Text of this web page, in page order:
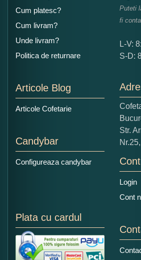
Ce nota acordati acestui
5
Copiati alaturi numarul din
Cum platesc?
Cum livram?
Unde livram?
Politica de returnare
Articole Blog
Articole Cofetarie
Candybar
Configureaza candybar
Puteti
fi
L-V:
S-D:
Str.
Login
Cont
Plata cu cardul